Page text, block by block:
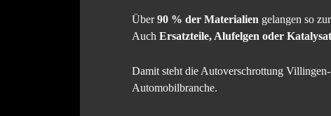
Über90 % der Materialien gelangen so
Auch Ersatzteile, Alufelgen oder
Damit steht die Autoverschrottung
Automobilbranche.